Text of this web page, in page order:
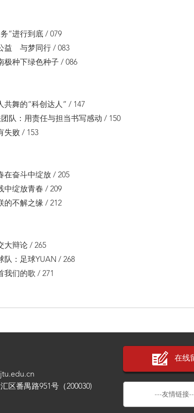
”进行到底 / 079
益 与梦同行 / 083
极种下绿色种子 / 086
共舞的“科创达人” / 147
队：用责任与担当书写感动 / 150
失败 / 153
在奋斗中绽放 / 205
中绽放青春 / 209
的不解之缘 / 212
大辩论 / 265
队：足球YUAN / 268
我们的歌 / 271
区番禺路951号（200030)
在线